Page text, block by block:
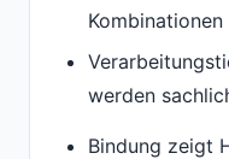
Kombinationen
werden
Bindung zeigt